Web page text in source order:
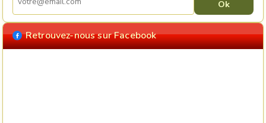
Retrouvez-nous sur Facebook